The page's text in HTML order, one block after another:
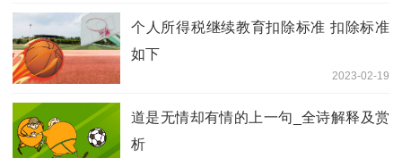
个人所得税继续教育扣除标准 扣除标准
如下
2023-02-19
道是无情却有情的上一句_全诗解释及赏
析